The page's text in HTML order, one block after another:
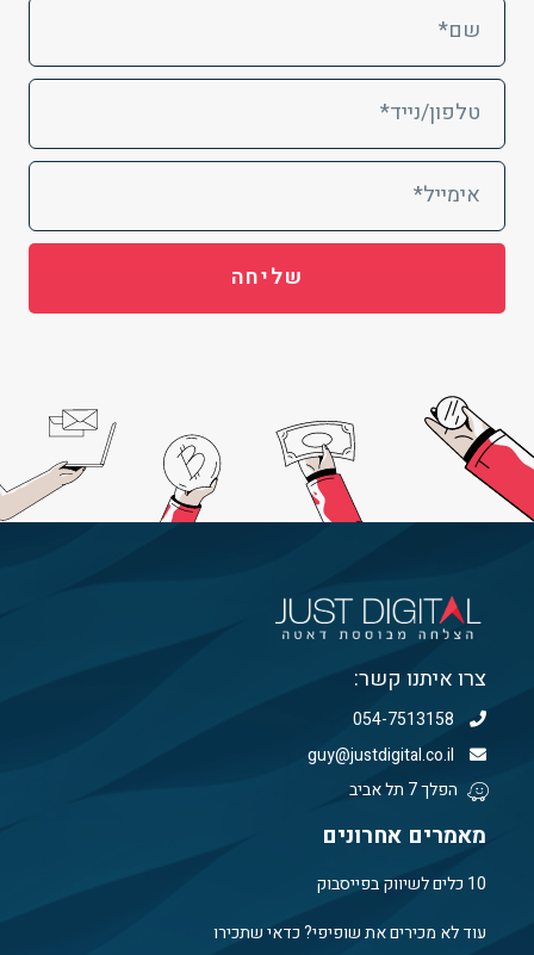
שליחה
צרו איתנו קשר:
הפלך 7 תל אביב
מאמרים אחרונים
10 כלים לשיווק בפייסבוק
עוד לא מכירים את שופיפי? כדאי שתכירו